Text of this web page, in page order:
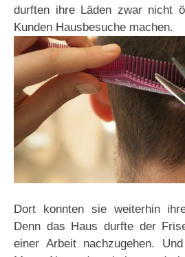
durften ihre Läden zwar nicht
Kunden Hausbesuche machen.
Dort konnten sie weiterhin
Denn das Haus durfte der
einer Arbeit nachzugehen.